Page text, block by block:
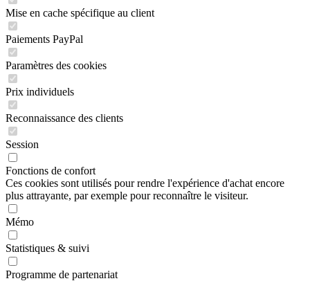
Mise en cache spécifique au client
Paiements PayPal
Paramètres des cookies
Prix individuels
Reconnaissance des clients
Session
Fonctions de confort
Ces cookies sont utilisés pour rendre l'expérience d'achat encore
plus attrayante, par exemple pour reconnaître le visiteur.
Mémo
Statistiques & suivi
Programme de partenariat